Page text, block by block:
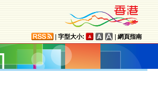
字型大小: 網頁指南